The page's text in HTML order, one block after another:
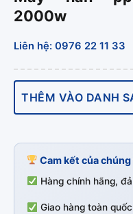
2000w
Liên hệ: 0976 22 11 33
THÊM VÀO DANH
Cam kết của
Hàng chính hãng,
Giao hàng toàn quốc